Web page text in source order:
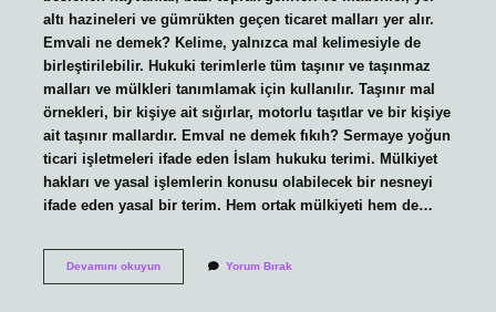
altı hazineleri ve gümrükten geçen ticaret malları yer alır.
Emvali ne demek? Kelime, yalnızca mal kelimesiyle de
birleştirilebilir. Hukuki terimlerle tüm taşınır ve taşınmaz
malları ve mülkleri tanımlamak için kullanılır. Taşınır mal
örnekleri, bir kişiye ait sığırlar, motorlu taşıtlar ve bir kişiye
ait taşınır mallardır. Emval ne demek fıkıh? Sermaye yoğun
ticari işletmeleri ifade eden İslam hukuku terimi. Mülkiyet
hakları ve yasal işlemlerin konusu olabilecek bir nesneyi
ifade eden yasal bir terim. Hem ortak mülkiyeti hem de…
Devamını okuyunEmvali
Yorum Bırak